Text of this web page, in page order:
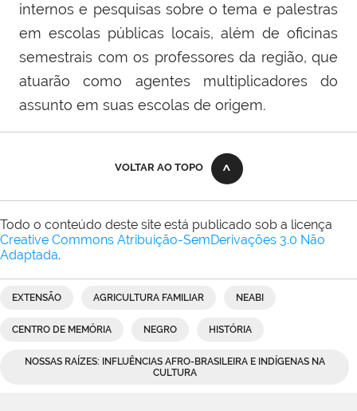
internos e pesquisas sobre o tema e palestras
em escolas públicas locais, além de oficinas
semestrais com os professores da região, que
atuarão como agentes multiplicadores do
assunto em suas escolas de origem.
VOLTAR AO TOPO
Todo o conteúdo deste site está publicado sob a licença
Creative Commons Atribuição-SemDerivações 3.0 Não
Adaptada.
EXTENSÃO AGRICULTURA FAMILIAR NEABI
CENTRO DE MEMÓRIA NEGRO HISTÓRIA
NOSSAS RAÍZES: INFLUÊNCIAS AFRO-BRASILEIRA E INDÍGENAS NA
CULTURA